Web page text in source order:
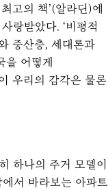
고의 책’(알라딘)에
랑받았다. ‘비평적
중산층, 세대론과
을 어떻게
우리의 감각은 물론
하나의 주거 모델이
서 바라보는 아파트